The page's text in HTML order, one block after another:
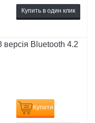
Купить в один клик
Bluetooth 4.2
Купити